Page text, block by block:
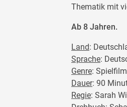
Thematik mit
Ab 8 Jahren.
Land:
Sprache:
Genre:
Dauer: 90
Regie: Sarah